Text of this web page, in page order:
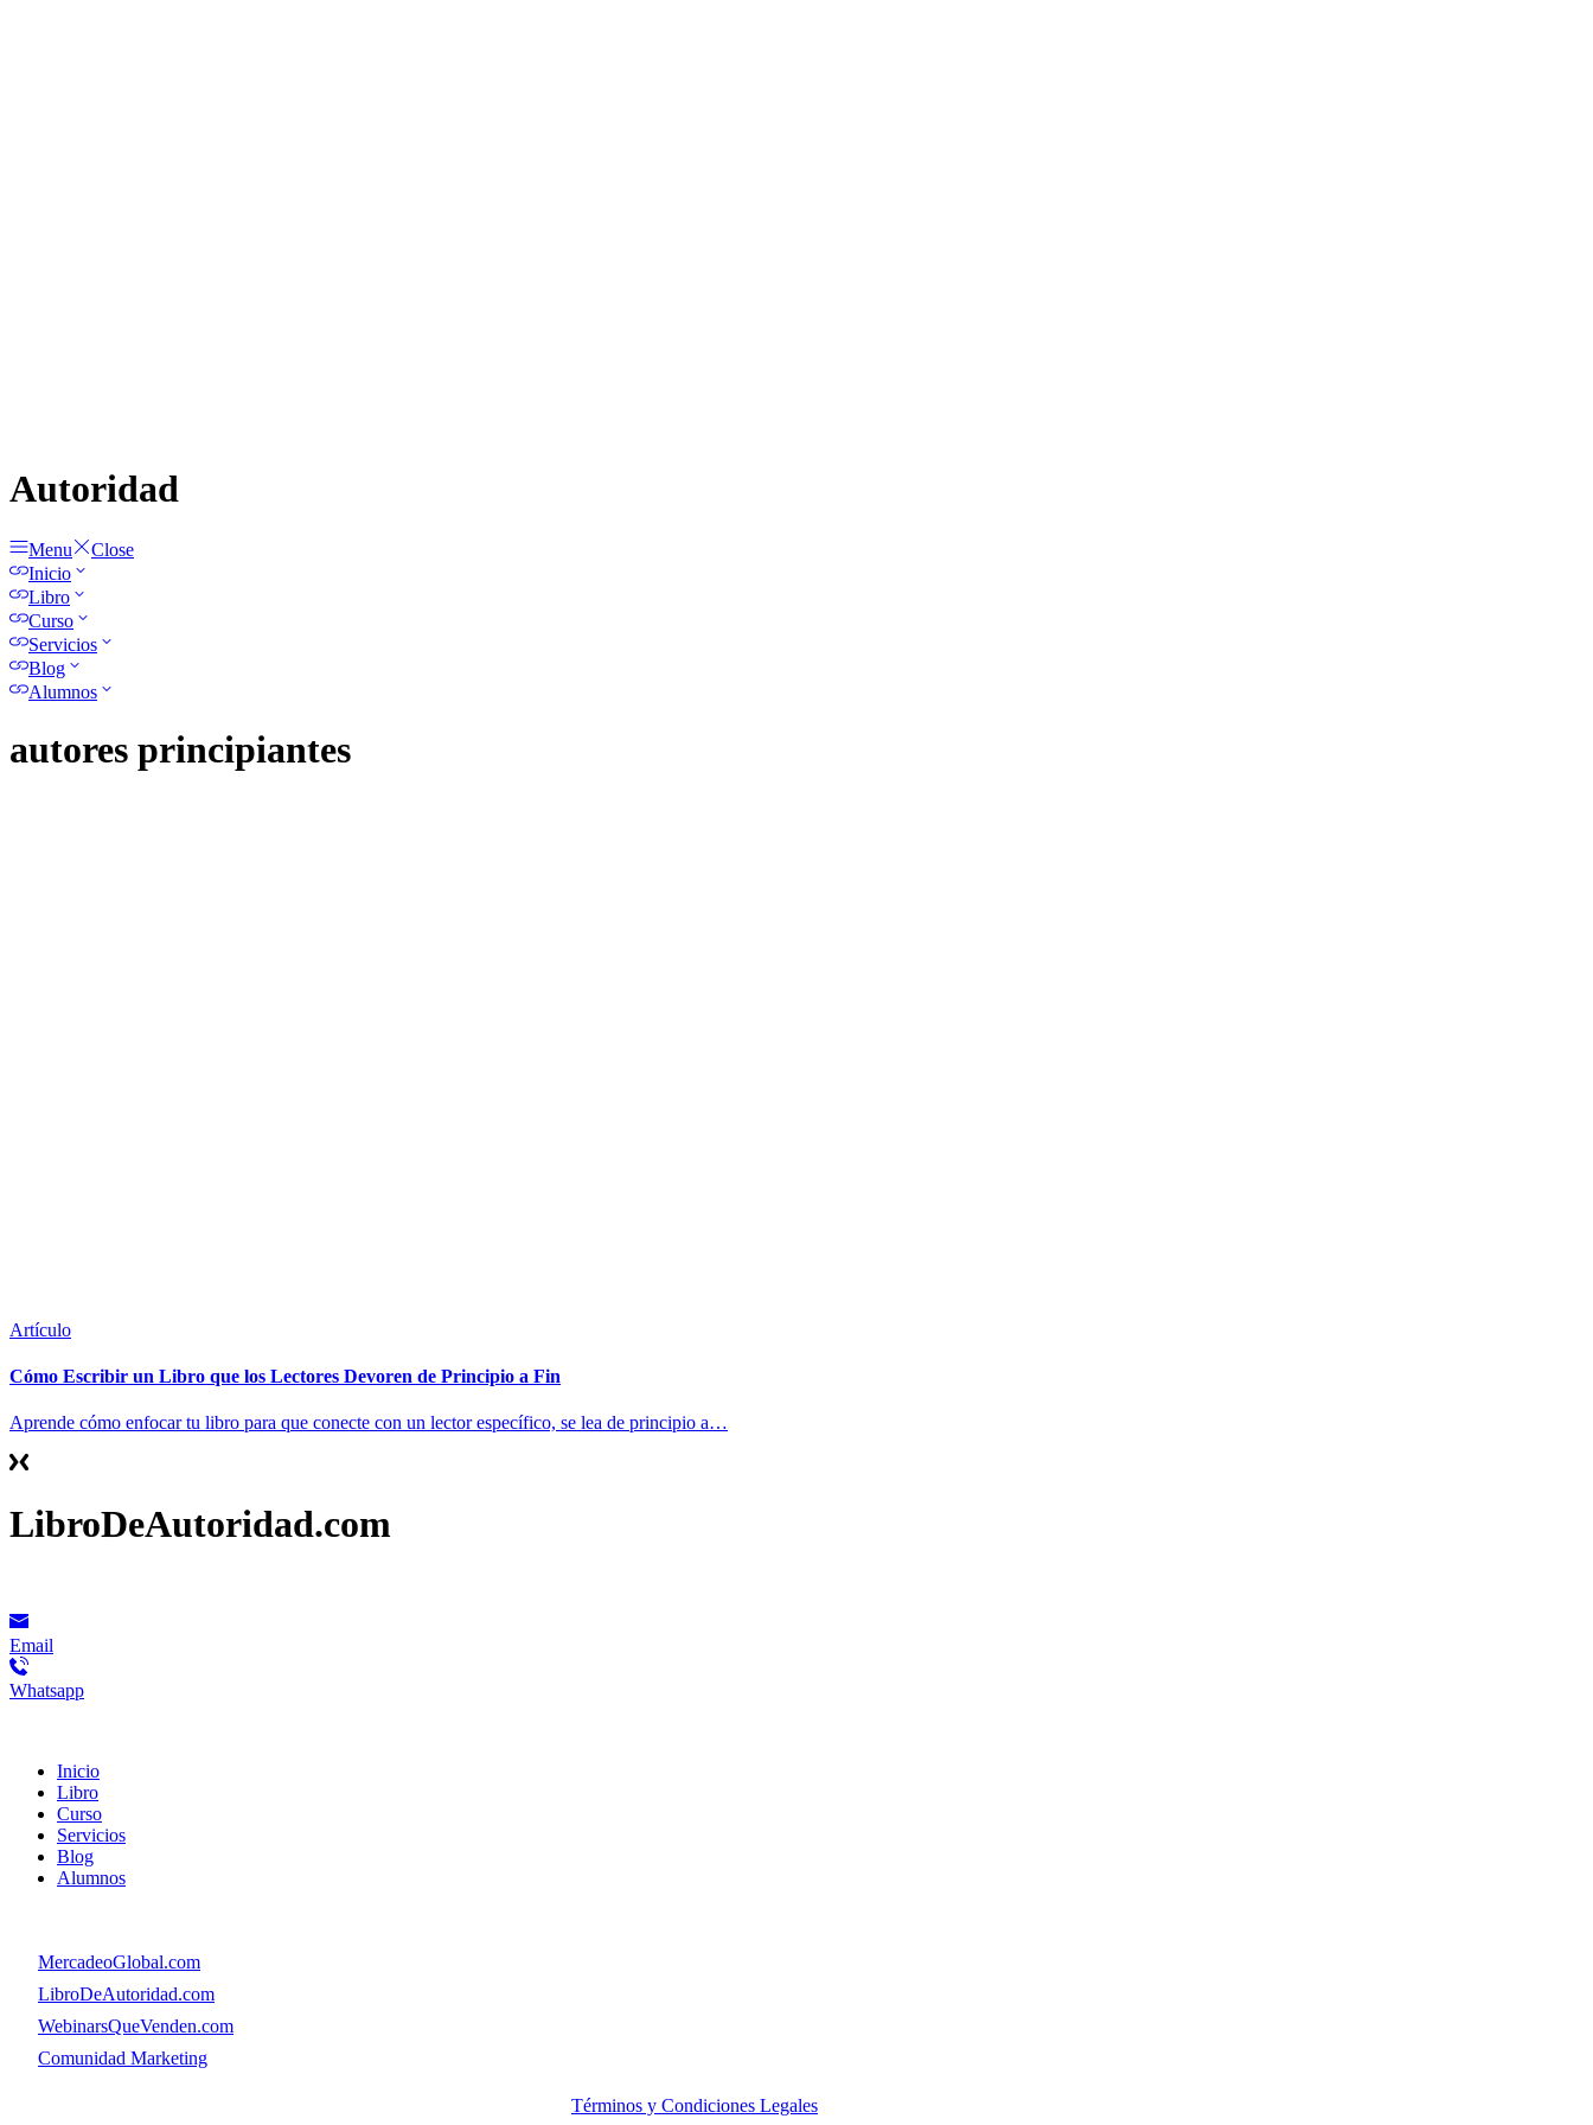
Autoridad
Menu
Close
Inicio
Libro
Curso
Servicios
Blog
Alumnos
autores principiantes
Artículo
Cómo Escribir un Libro que los Lectores Devoren de Principio a Fin
Aprende cómo enfocar tu libro para que conecte con un lector específico, se lea de principio a…
LibroDeAutoridad.com
Email
Whatsapp
Inicio
Libro
Curso
Servicios
Blog
Alumnos
MercadeoGlobal.com
LibroDeAutoridad.com
WebinarsQueVenden.com
Comunidad Marketing
Términos y Condiciones Legales